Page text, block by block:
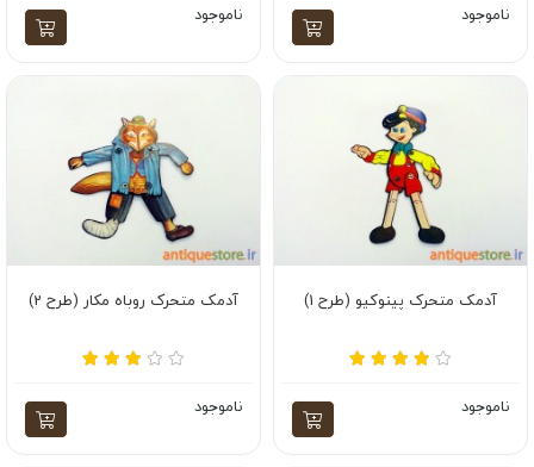
ناموجود ناموجود
آدمک متحرک پینوکیو (طرح 1)
ناموجود
آدمک متحرک روباه مکار (طرح 2)
ناموجود